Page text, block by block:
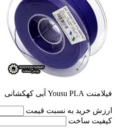
فیلامنت Yousu PLA آبی کهکشانی
ارزش خرید به نسبت قیمت
کیفیت ساخت